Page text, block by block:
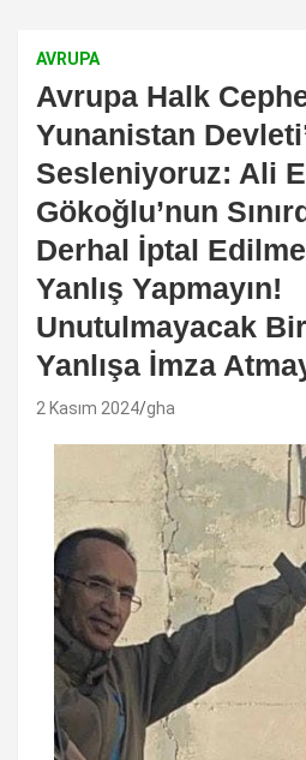
AVRUPA
Avrupa Halk
Yunanistan
Sesleniyoruz: Ali
Gökoğlu’nun
Derhal İptal
Yanlış Yapmayın!
Unutulmayacak
Yanlışa İmza
2 Kasım 2024 gha